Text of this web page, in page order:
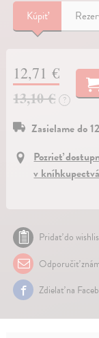
Kúpiť
12,71 €
13,10 €
?
Zasielame do
Pozrieť
v
Pridať do
Odporučiť
Zdielať na